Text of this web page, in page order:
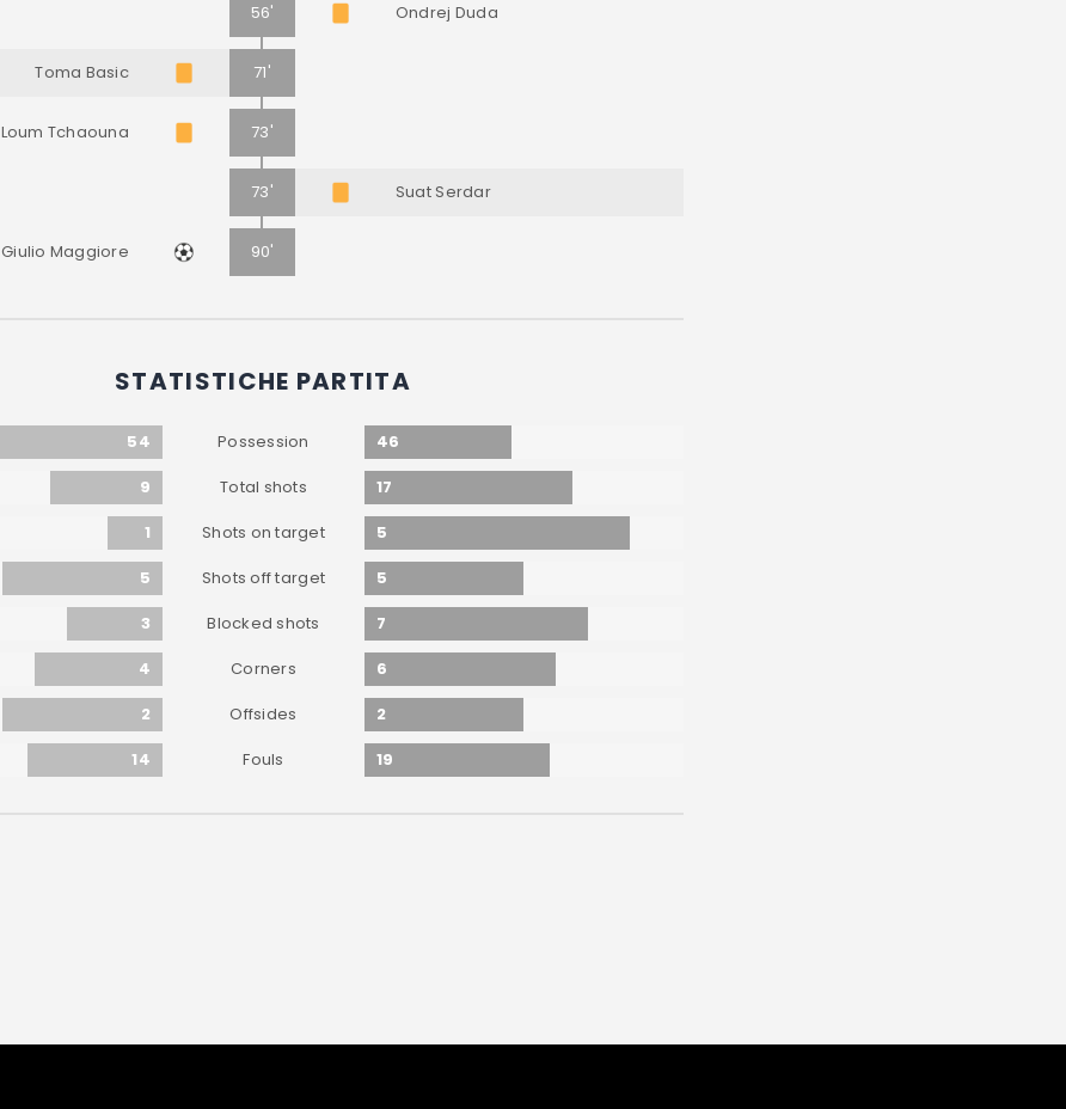
56' Ondrej Duda
Toma Basic 71'
Loum Tchaouna 73'
73' Suat Serdar
Giulio Maggiore 90'
STATISTICHE PARTITA
54 Possession
46
9
Total shots
17
1
Shots on target
5
5
Shots off target
5
3
Blocked shots
7
4
Corners
6
2
Offsides
2
14
Fouls 19